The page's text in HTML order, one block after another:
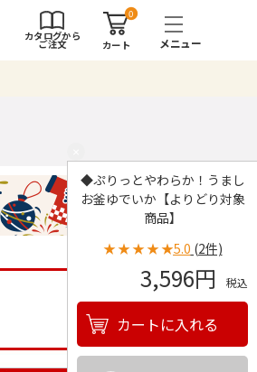
カタログから
ご注文
0
カート
◆ぷりっとやわらか！うまし
お釜ゆでいか【よりどり対象
商品】
★★★★★5.0 (2件)
3,596円 税込
カートに入れる